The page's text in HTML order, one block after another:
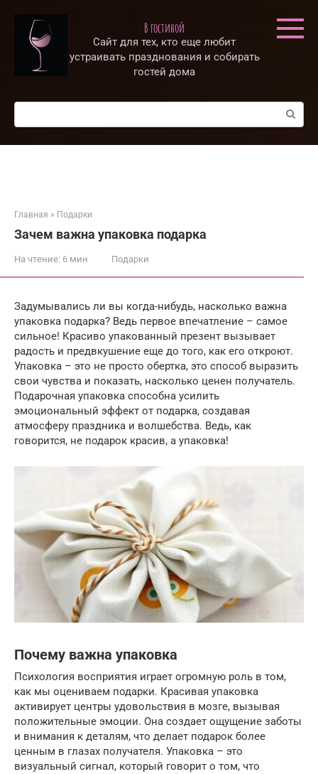
контенту
В гостиной
Сайт для тех, кто еще любит
устраивать празднования и собирать
гостей дома
Поиск:
Главная » Подарки
Зачем важна упаковка подарка
На чтение: 6 мин Подарки
Задумывались ли вы когда-нибудь, насколько важна
упаковка подарка? Ведь первое впечатление – самое
сильное! Красиво упакованный презент вызывает
радость и предвкушение еще до того, как его откроют.
Упаковка – это не просто обертка, это способ выразить
свои чувства и показать, насколько ценен получатель.
Подарочная упаковка способна усилить
эмоциональный эффект от подарка, создавая
атмосферу праздника и волшебства. Ведь, как
говорится, не подарок красив, а упаковка!
Почему важна упаковка
Психология восприятия играет огромную роль в том,
как мы оцениваем подарки. Красивая упаковка
активирует центры удовольствия в мозге, вызывая
положительные эмоции. Она создает ощущение заботы
и внимания к деталям, что делает подарок более
ценным в глазах получателя. Упаковка – это
визуальный сигнал, который говорит о том, что